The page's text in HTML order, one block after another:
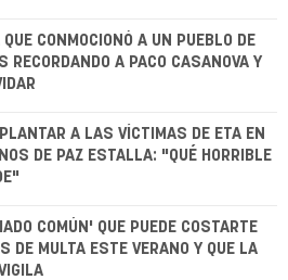
CONMOCIONÓ A UN PUEBLO DE
RECORDANDO A PACO CASANOVA Y
A LAS VÍCTIMAS DE ETA EN
DE PAZ ESTALLA: "QUÉ HORRIBLE
COMÚN' QUE PUEDE COSTARTE
DE MULTA ESTE VERANO Y QUE LA